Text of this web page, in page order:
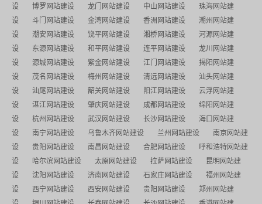
设
博罗网站建设 龙门网站建设 中山网站建设
珠海网站建
设
斗门网站建设 金湾网站建设 香洲网站建设
潮州网站建
设
潮安网站建设 饶平网站建设 湘桥网站建设
河源网站建
设
东源网站建设 和平网站建设 连平网站建设
龙川网站建
设
源城网站建设 紫金网站建设 江门网站建设
揭阳网站建
设
茂名网站建设 梅州网站建设 清远网站建设
汕头网站建
设
汕尾网站建设 韶关网站建设 阳江网站建设
云浮网站建
设
湛江网站建设 肇庆网站建设 成都网站建设
绵阳网站建
设
杭州网站建设 武汉网站建设 长沙网站建设
海口网站建
设
南宁网站建设 乌鲁木齐网站建设 兰州网站建设
南京网站建
设
贵阳网站建设 南昌网站建设 合肥网站建设
呼和浩特网站建
设
哈尔滨网站建设 太原网站建设 拉萨网站建设
昆明网站建
设
沈阳网站建设 济南网站建设 石家庄网站建设
福州网站建
设
西宁网站建设 西安网站建设 贵阳网站建设
郑州网站建